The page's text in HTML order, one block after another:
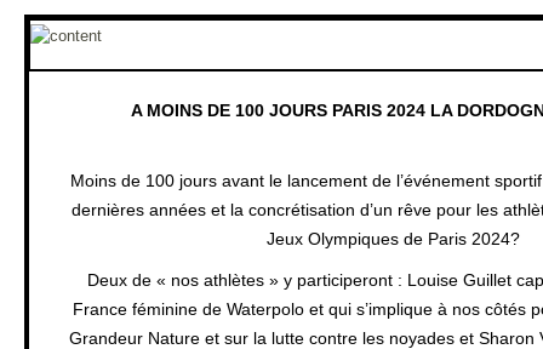
A MOINS DE 100 JOURS PARIS 2024 LA
Moins de 100 jours avant le lancement de l’événement
dernières années et la concrétisation d’un rêve pour les
Jeux Olympiques de Paris 2024?
Deux de « nos athlètes » y participeront : Louise Guillet
France féminine de Waterpolo et qui s’implique à nos côtés
Grandeur Nature et sur la lutte contre les noyades et Sharon